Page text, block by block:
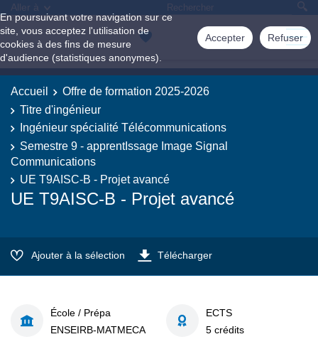
En poursuivant votre navigation sur ce
site, vous acceptez l'utilisation de
cookies à des fins de mesure
d'audience (statistiques anonymes).
Accepter Refuser
Aller à
Accueil
Offre de formation 2025-2026
Titre d'ingénieur
Ingénieur spécialité Télécommunications
Semestre 9 - apprentIssage Image Signal
Communications
UE T9AISC-B - Projet avancé
UE T9AISC-B - Projet avancé
Ajouter à la sélection Télécharger
École / Prépa
ENSEIRB-MATMECA
ECTS
5 crédits